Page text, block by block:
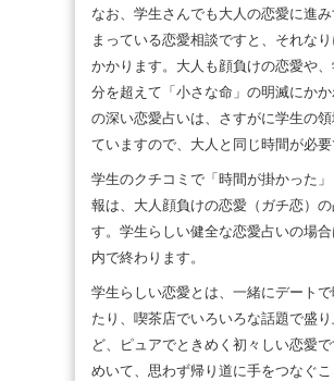
なお、学生さんでも大人の恋愛に進み
まっている恋愛相談ですと、それな
かかります。大人も顔負けの恋愛や
分を超えて「小さな命」の明滅にか
の深い恋愛占いは、さすがに学生の領
ていますので、大人と同じ時間が必要
学生のクチコミで「時間が掛かった
報は、大人顔負けの恋愛（ガチ恋）
す。学生らしい健全な恋愛占いの場
内で終わります。
学生らしい恋愛とは、一緒にデート
たり、喫茶店でいろいろな話題で盛
ど、ピュアでときめく初々しい恋愛で
めいて、思わず帰り道に手をつなぐ